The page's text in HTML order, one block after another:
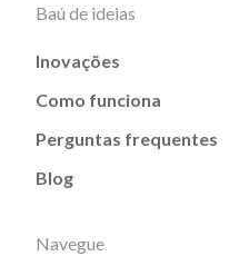
Baú de ideias
Inovações
Como funciona
Perguntas frequentes
Blog
Navegue